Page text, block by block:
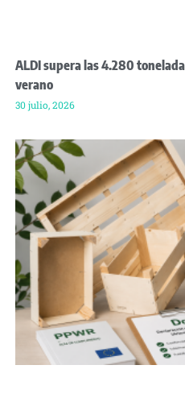
ALDI supera las 4.280
verano
30 julio, 2026